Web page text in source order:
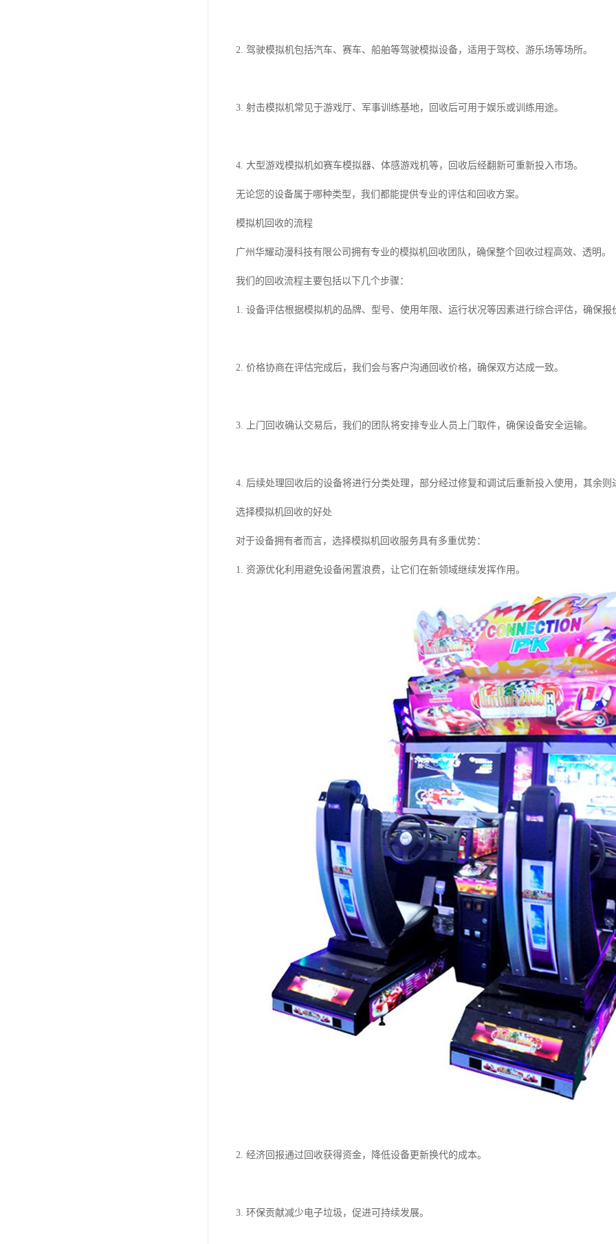
2. 驾驶模拟机包括汽车、赛车、船舶等驾驶模拟设备，适用于驾校、游乐场等场所。
3. 射击模拟机常见于游戏厅、军事训练基地，回收后可用于娱乐或训练用途。
4. 大型游戏模拟机如赛车模拟器、体感游戏机等，回收后经翻新可重新投入市场。
无论您的设备属于哪种类型，我们都能提供专业的评估和回收方案。
模拟机回收的流程
广州华耀动漫科技有限公司拥有专业的模拟机回收团队，确保整个回收过程高效、透明。
我们的回收流程主要包括以下几个步骤：
1. 设备评估根据模拟机的品牌、型号、使用年限、运行状况等因素进行综合评估，确保报
2. 价格协商在评估完成后，我们会与客户沟通回收价格，确保双方达成一致。
3. 上门回收确认交易后，我们的团队将安排专业人员上门取件，确保设备安全运输。
4. 后续处理回收后的设备将进行分类处理，部分经过修复和调试后重新投入使用，其余
选择模拟机回收的好处
对于设备拥有者而言，选择模拟机回收服务具有多重优势：
1. 资源优化利用避免设备闲置浪费，让它们在新领域继续发挥作用。
2. 经济回报通过回收获得资金，降低设备更新换代的成本。
3. 环保贡献减少电子垃圾，促进可持续发展。